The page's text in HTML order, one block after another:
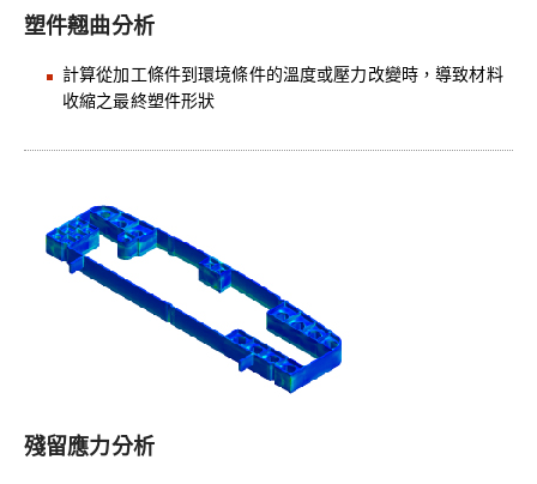
塑件翹曲分析
計算從加工條件到環境條件的溫度或壓力改變時，導致材料
收縮之最終塑件形狀
殘留應力分析